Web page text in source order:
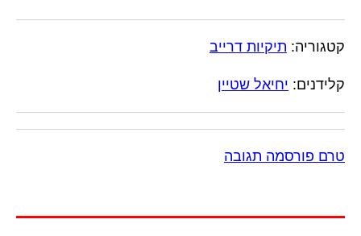
קטגוריה: תיקיות דרייב
קלידנים: יחיאל שטיין
טרם פורסמה תגובה